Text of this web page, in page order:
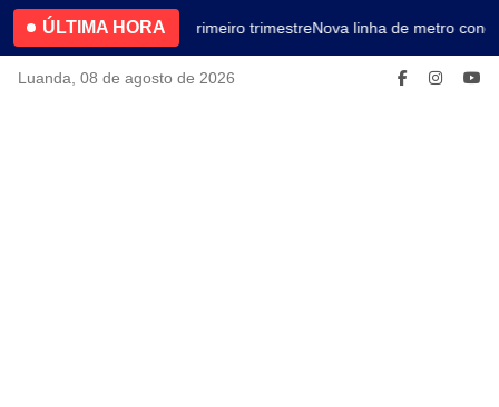
ÚLTIMA HORA4.2% no primeiro trimestreNova linha de metro
Luanda, 08 de agosto de 2026